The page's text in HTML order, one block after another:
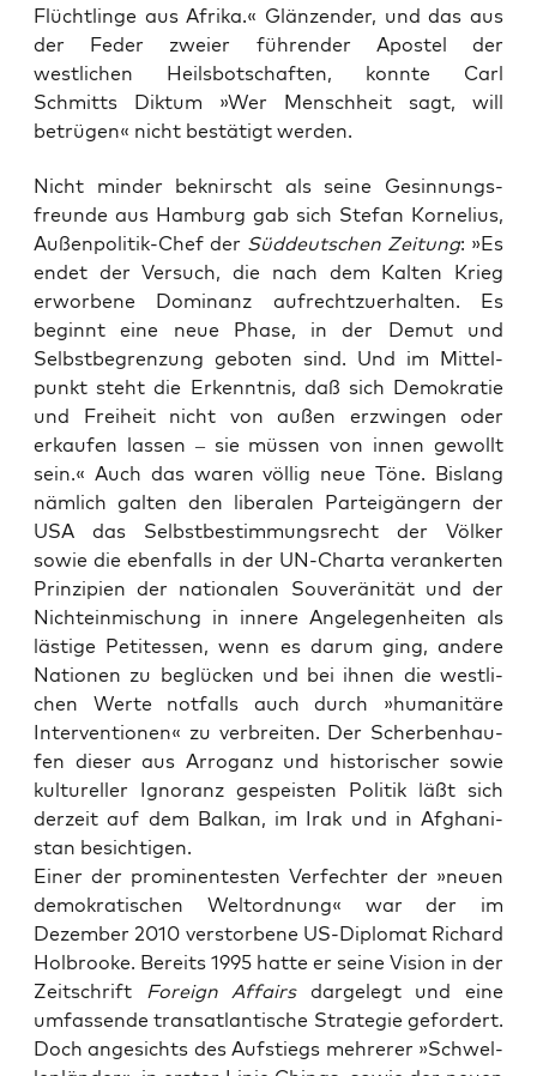
Flüchtlinge aus Afrika.« Glänzender, und das aus
der Feder zweier führender Apostel der
westlichen Heilsbotschaften, konnte Carl
Schmitts Diktum »Wer Menschheit sagt, will
betrügen« nicht bestätigt werden.
Nicht min­der beknirscht als sei­ne Gesin­nungs­
freun­de aus Ham­burg gab sich Ste­fan Kor­ne­li­us,
Außen­po­li­tik-Chef der Süd­deut­schen Zei­tung: »Es
endet der Ver­such, die nach dem Kal­ten Krieg
erwor­be­ne Domi­nanz auf­recht­zu­er­hal­ten. Es
beginnt eine neue Pha­se, in der Demut und
Selbst­be­gren­zung gebo­ten sind. Und im Mit­tel­
punkt steht die Erkennt­nis, daß sich Demo­kra­tie
und Frei­heit nicht von außen erzwin­gen oder
erkau­fen las­sen – sie müs­sen von innen gewollt
sein.« Auch das waren völ­lig neue Töne. Bis­lang
näm­lich gal­ten den libe­ra­len Par­tei­gän­gern der
USA das Selbst­be­stim­mungs­recht der Völ­ker
sowie die eben­falls in der UN-Char­ta ver­an­ker­ten
Prin­zi­pi­en der natio­na­len Sou­ve­rä­ni­tät und der
Nicht­ein­mi­schung in inne­re Ange­le­gen­hei­ten als
läs­ti­ge Peti­tes­sen, wenn es dar­um ging, ande­re
Natio­nen zu beglü­cken und bei ihnen die west­li­
chen Wer­te not­falls auch durch »huma­ni­tä­re
Inter­ven­tio­nen« zu ver­brei­ten. Der Scher­ben­hau­
fen die­ser aus Arro­ganz und his­to­ri­scher sowie
kul­tu­rel­ler Igno­ranz gespeis­ten Poli­tik läßt sich
der­zeit auf dem Bal­kan, im Irak und in Afgha­ni­
stan besichtigen.
Einer der pro­mi­nen­tes­ten Ver­fech­ter der »neu­en
demo­kra­ti­schen Welt­ord­nung« war der im
Dezem­ber 2010 ver­stor­be­ne US-Diplo­mat Richard
Hol­broo­ke. Bereits 1995 hat­te er sei­ne Visi­on in der
Zeit­schrift For­eign Affairs dar­ge­legt und eine
umfas­sen­de trans­at­lan­ti­sche Stra­te­gie gefor­dert.
Doch ange­sichts des Auf­stiegs meh­re­rer »Schwel­